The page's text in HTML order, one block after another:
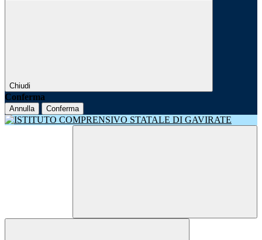
Chiudi
Conferma
Annulla Conferma